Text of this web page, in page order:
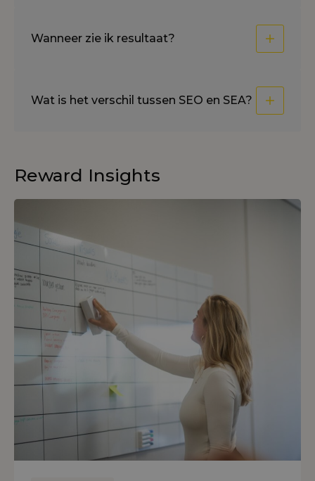
Wanneer zie ik resultaat?
Wat is het verschil tussen SEO en SEA?
Reward Insights